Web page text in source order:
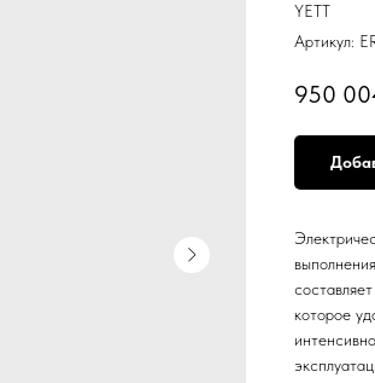
YETT
Артикул:
950
которое